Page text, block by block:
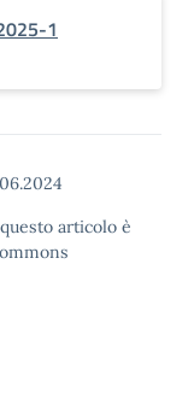
1
articolo è